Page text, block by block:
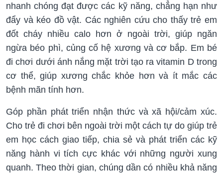
nhanh chóng đạt được các kỹ năng, chẳng hạn như
đẩy và kéo đồ vật. Các nghiên cứu cho thấy trẻ em
đốt cháy nhiều calo hơn ở ngoài trời, giúp ngăn
ngừa béo phì, củng cố hệ xương và cơ bắp. Em bé
đi chơi dưới ánh nắng mặt trời tạo ra vitamin D trong
cơ thể, giúp xương chắc khỏe hơn và ít mắc các
bệnh mãn tính hơn.
Góp phần phát triển nhận thức và xã hội/cảm xúc.
Cho trẻ đi chơi bên ngoài trời một cách tự do giúp trẻ
em học cách giao tiếp, chia sẻ và phát triển các kỹ
năng hành vi tích cực khác với những người xung
quanh. Theo thời gian, chúng dần có nhiều khả năng